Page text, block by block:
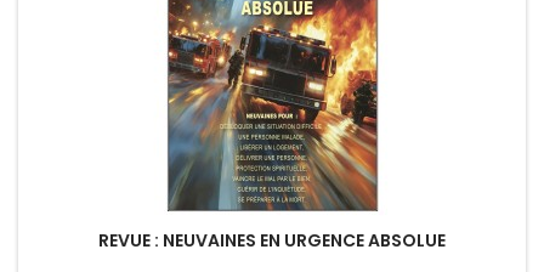
REVUE : NEUVAINES EN URGENCE ABSOLUE